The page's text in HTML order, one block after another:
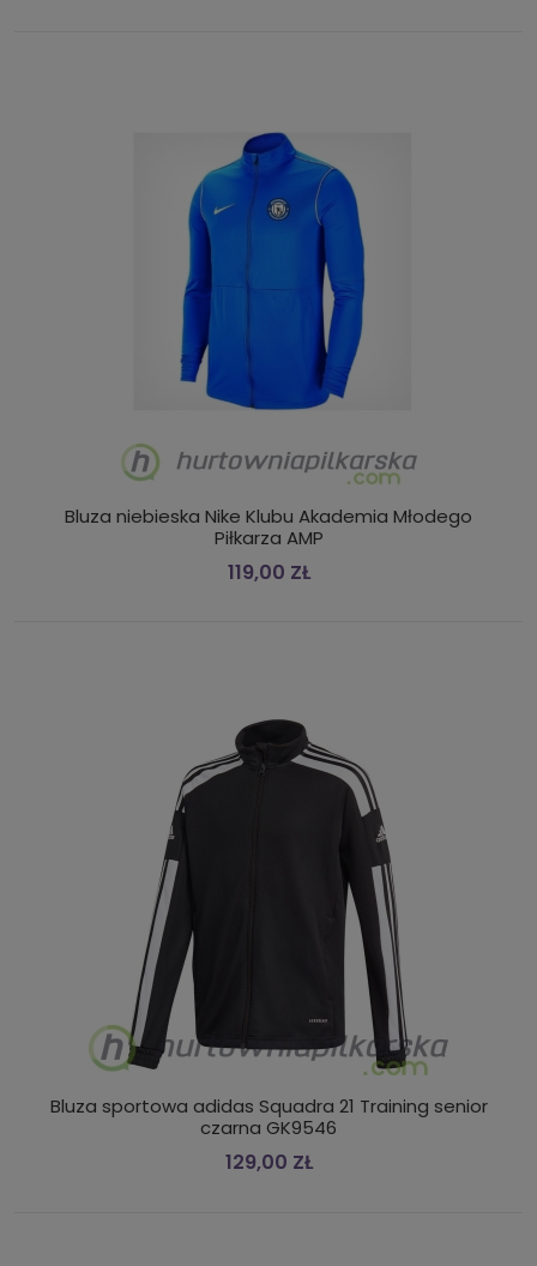
Bluza niebieska Nike Klubu Akademia Młodego
Piłkarza AMP
119,00 ZŁ
Bluza sportowa adidas Squadra 21 Training senior
czarna GK9546
129,00 ZŁ